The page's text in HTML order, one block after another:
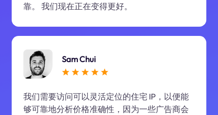
靠。 我们现在正在变得更好。
Sam Chui
我们需要访问可以灵活定位的住宅 IP，以便能
够可靠地分析价格准确性，因为一些广告商会